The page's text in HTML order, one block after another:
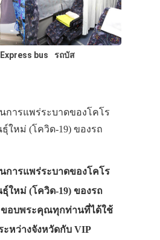
bus รถบัส
การแพร่ระบาดของโคโร
ใหม่ (โควิด-19) ของรถ
การแพร่ระบาดของโคโร
ใหม่ (โควิด-19) ของรถ
ขอบพระคุณทุกท่านที่ได้ใช้
ะหว่างจังหวัดกับ VIP